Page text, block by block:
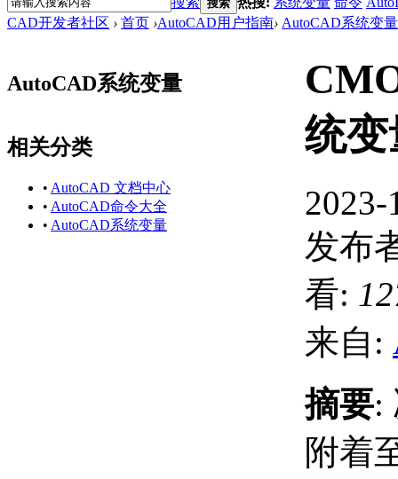
搜索
CAD开发者社区 › 首页 ›AutoCAD用户指南› AutoCAD系统变量
AutoCAD系统变量
相关分类
• AutoCAD 文档中心
• AutoCAD命令大全
• AutoCAD系统变量
统
2023-
发布
看:
来自:
摘要:
附着